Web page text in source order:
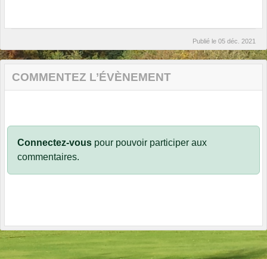
Publié le 05 déc. 2021
COMMENTEZ L’ÉVÈNEMENT
Connectez-vous pour pouvoir participer aux
commentaires.